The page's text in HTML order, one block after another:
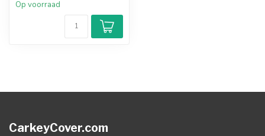
Op voorraad
CarkeyCover.com